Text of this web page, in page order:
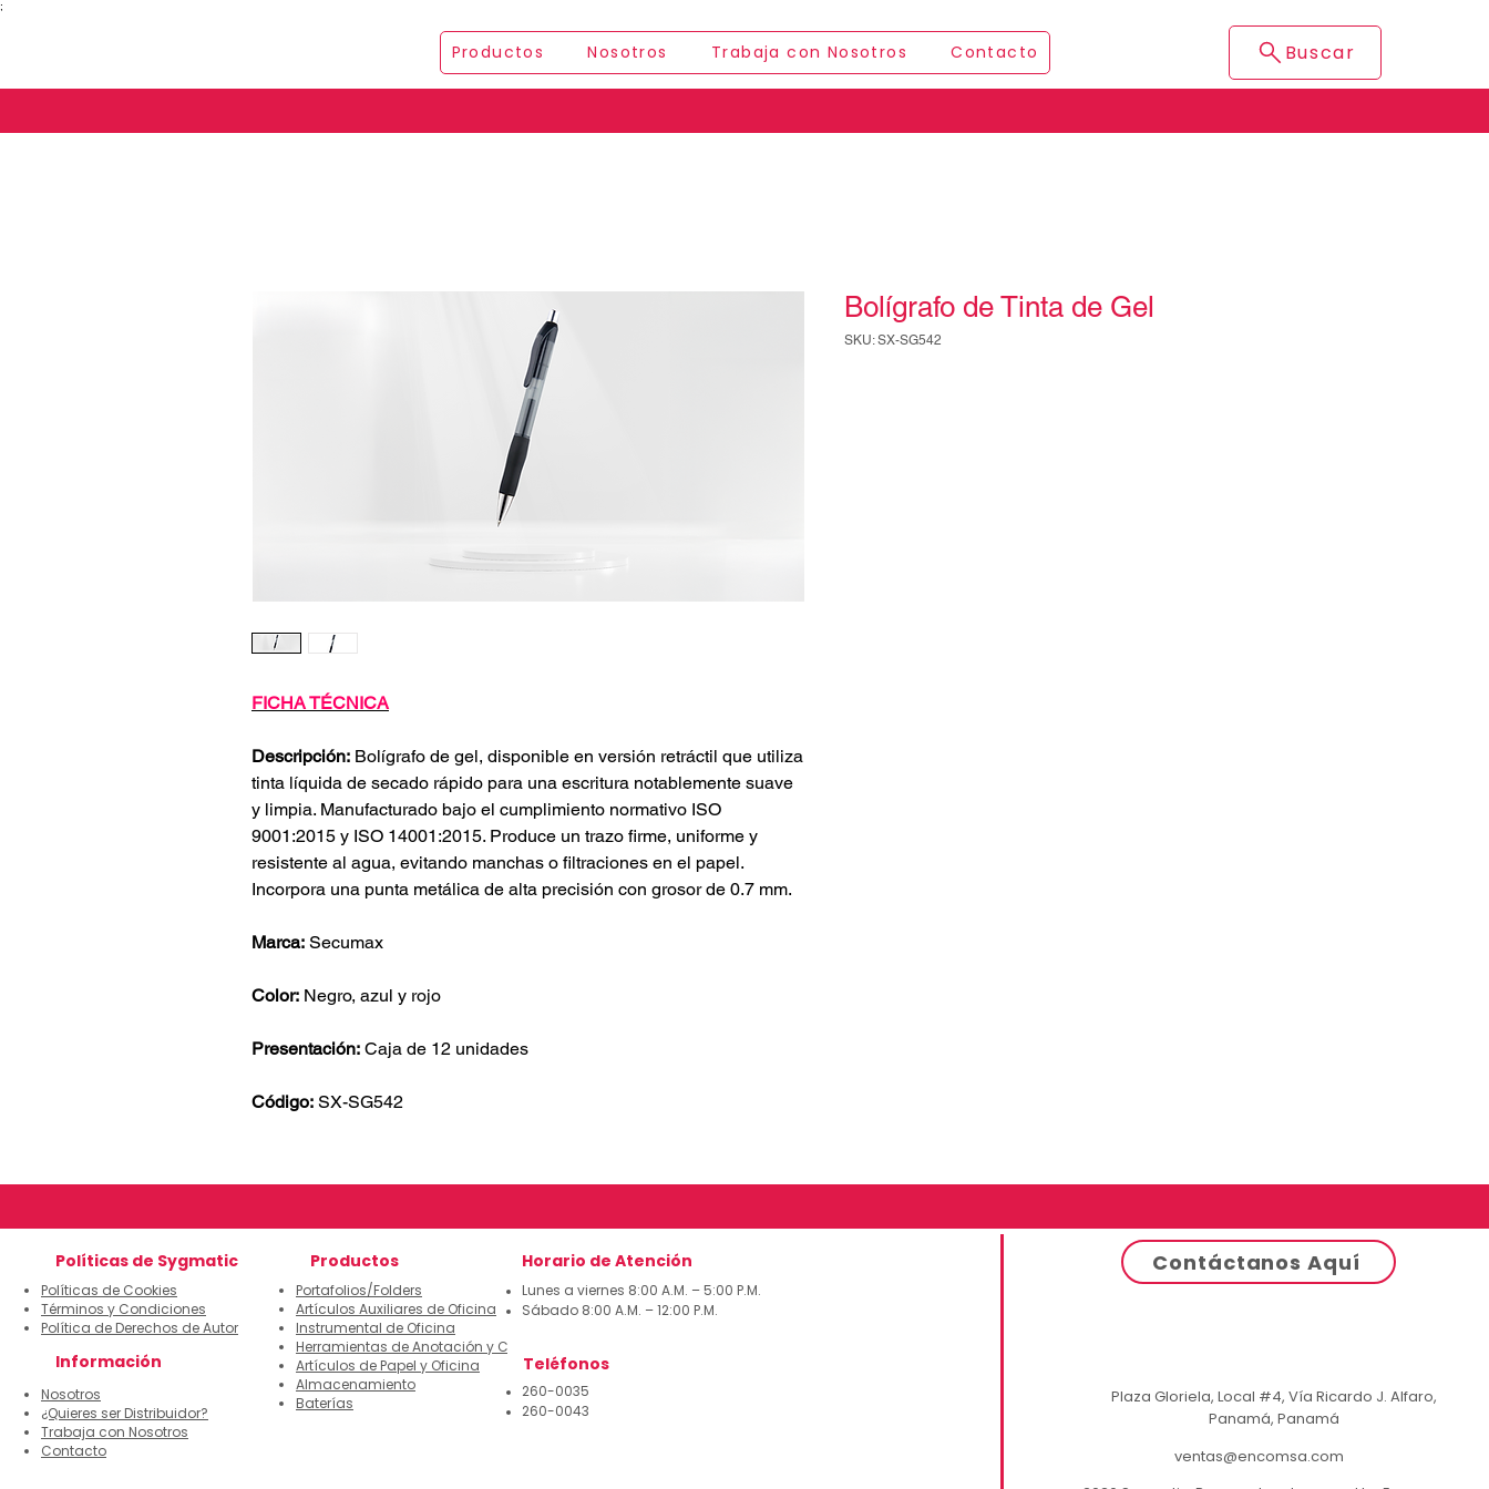
;
Productos Nosotros Trabaja con Nosotros Contacto Buscar
FICHA TÉCNICA
Descripción: Bolígrafo de gel, disponible en versión retráctil que utiliza
tinta líquida de secado rápido para una escritura notablemente suave
y limpia. Manufacturado bajo el cumplimiento normativo ISO
9001:2015 y ISO 14001:2015. Produce un trazo firme, uniforme y
resistente al agua, evitando manchas o filtraciones en el papel.
Incorpora una punta metálica de alta precisión con grosor de 0.7 mm.
Marca: Secumax
Color: Negro, azul y rojo
Presentación: Caja de 12 unidades
Código: SX-SG542
Bolígrafo de Tinta de Gel
SKU: SX-SG542
Políticas de Sygmatic
Políticas de Cookies
Términos y Condiciones
Política de Derechos de Autor
Información
Nosotros
¿Quieres ser Distribuidor?
Trabaja con Nosotros
Contacto
Productos
Portafolios/Folders
Artículos Auxiliares de Oficina
Instrumental de Oficina
Herramientas de Anotación y Corrección
Artículos de Papel y Oficina
Almacenamiento
Baterías
Horario de Atención
Lunes a viernes 8:00 A.M. – 5:00 P.M.
Sábado 8:00 A.M. – 12:00 P.M.
Teléfonos
260-0035
260-0043
Contáctanos Aquí
Plaza Gloriela, Local #4, Vía Ricardo J. Alfaro,
Panamá, Panamá
ventas@encomsa.com